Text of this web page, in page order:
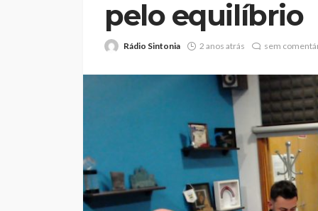
pelo equilíbrio
Rádio Sintonia 2 anos atrás sem